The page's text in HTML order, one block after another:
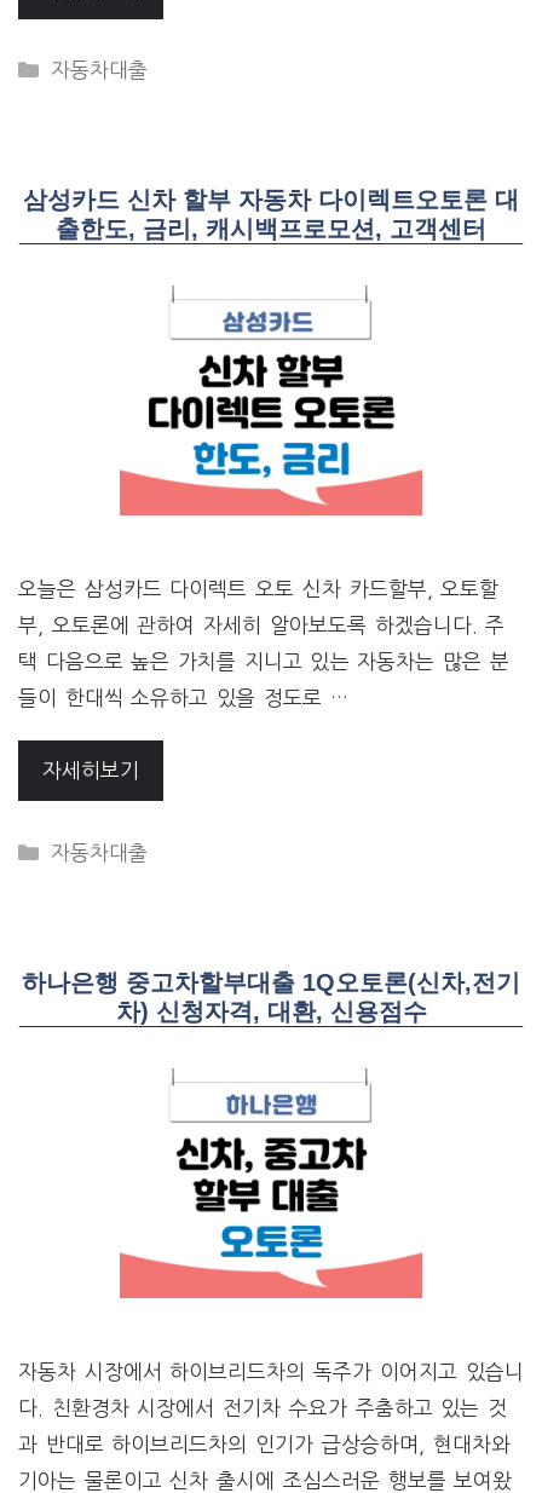
CATEGORIES
자동차대출
삼성카드 신차 할부 자동차 다이렉트오토론 대
출한도, 금리, 캐시백프로모션, 고객센터
오늘은 삼성카드 다이렉트 오토 신차 카드할부, 오토할
부, 오토론에 관하여 자세히 알아보도록 하겠습니다. 주
택 다음으로 높은 가치를 지니고 있는 자동차는 많은 분
들이 한대씩 소유하고 있을 정도로 …
자세히보기
CATEGORIES
자동차대출
하나은행 중고차할부대출 1Q오토론(신차,전기
차) 신청자격, 대환, 신용점수
자동차 시장에서 하이브리드차의 독주가 이어지고 있습니
다. 친환경차 시장에서 전기차 수요가 주춤하고 있는 것
과 반대로 하이브리드차의 인기가 급상승하며, 현대차와
기아는 물론이고 신차 출시에 조심스러운 행보를 보여왔